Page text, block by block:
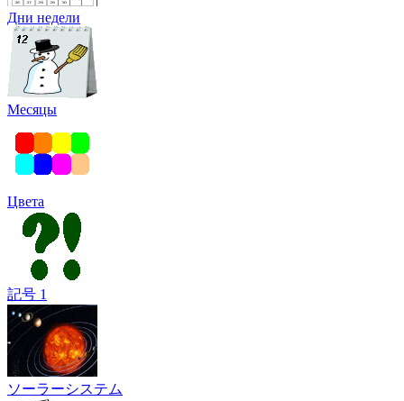
Дни недели
Месяцы
Цвета
記号 1
ソーラーシステム